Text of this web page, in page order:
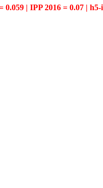
0.059 | IPP 2016 = 0.07 |